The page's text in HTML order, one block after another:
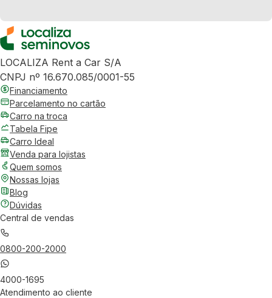
LOCALIZA Rent a Car S/A
CNPJ nº 16.670.085/0001-55
Financiamento
Parcelamento no cartão
Carro na troca
Tabela Fipe
Carro Ideal
Venda para lojistas
Quem somos
Nossas lojas
Blog
Dúvidas
Central de vendas
0800-200-2000
4000-1695
Atendimento ao cliente